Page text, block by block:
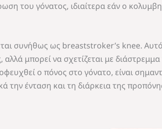
του γόνατος, ιδιαίτερα εάν ο
συνήθως ως breaststroker’s knee.
μπορεί να σχετίζεται με
ο πόνος στο γόνατο, είναι
την ένταση και τη διάρκεια της